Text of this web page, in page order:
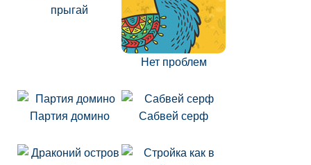
прыгай
Нет проблем
Партия домино Сабвей серф